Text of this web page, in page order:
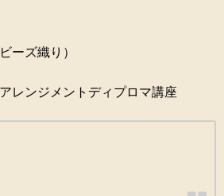
ーズ織り）
レンジメントディプロマ講座